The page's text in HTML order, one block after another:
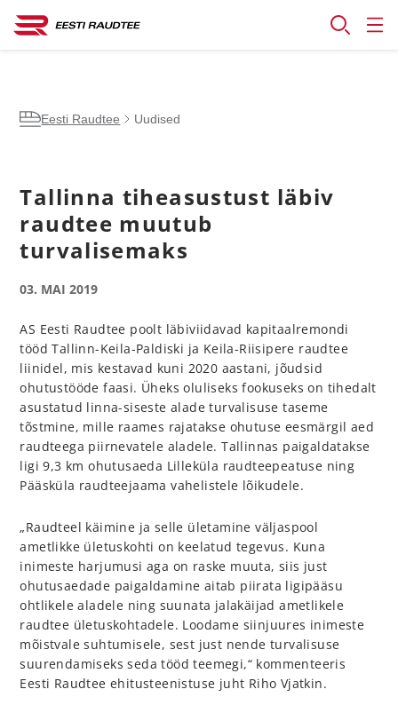
Eesti Raudtee Uudised
Tallinna tiheasustust läbiv
raudtee muutub
turvalisemaks
03. MAI 2019
AS Eesti Raudtee poolt läbiviidavad kapitaalremondi
tööd Tallinn-Keila-Paldiski ja Keila-Riisipere raudtee
liinidel, mis kestavad kuni 2020 aastani, jõudsid
ohutustööde faasi. Üheks oluliseks fookuseks on tihedalt
asustatud linna-siseste alade turvalisuse taseme
tõstmine, mille raames rajatakse ohutuse eesmärgil aed
raudteega piirnevatele aladele. Tallinnas paigaldatakse
ligi 9,3 km ohutusaeda Lilleküla raudteepeatuse ning
Pääsküla raudteejaama vahelistele lõikudele.
„Raudteel käimine ja selle ületamine väljaspool
ametlikke ületuskohti on keelatud tegevus. Kuna
inimeste harjumusi aga on raske muuta, siis just
ohutusaedade paigaldamine aitab piirata ligipääsu
ohtlikele aladele ning suunata jalakäijad ametlikele
raudtee ületuskohtadele. Loodame siinjuures inimeste
mõistvale suhtumisele, sest just nende turvalisuse
suurendamiseks seda tööd teemegi,“ kommenteeris
Eesti Raudtee ehitusteenistuse juht Riho Vjatkin.